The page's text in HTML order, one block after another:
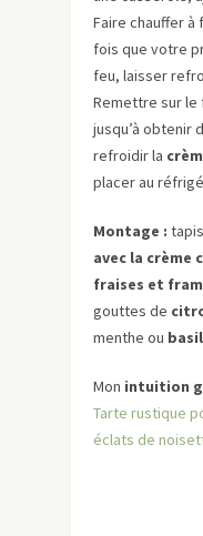
Faire chauffer à
fois que votre
feu, laisser
Remettre sur le
jusqu’à obtenir
refroidir la
placer au
Montage :
avec la crème
fraises et
gouttes de
menthe ou
Mon intuition
Tarte rustique
éclats de